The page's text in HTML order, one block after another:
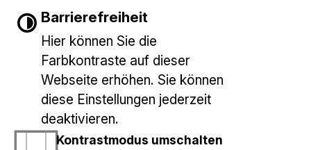
Barrierefreiheit
Hier können Sie die
Farbkontraste auf dieser
Webseite erhöhen. Sie können
diese Einstellungen jederzeit
deaktivieren.
Kontrastmodus umschalten
Gemeinde Baltmannsweiler
E-Mail schreiben
Bankverbindungen
Marktplatz 1
73666 Baltmannsweiler
Tel.: 07153/9427-0
IMPRESSUMDATENSCHUTZERKLÄRUNG